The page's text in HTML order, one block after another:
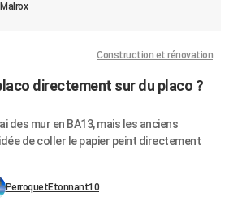
Malrox
Construction et rénovation
directement sur du placo ?
des mur en BA13, mais les anciens
de coller le papier peint directement
PerroquetEtonnant10